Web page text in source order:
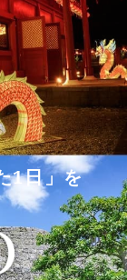
1日」を